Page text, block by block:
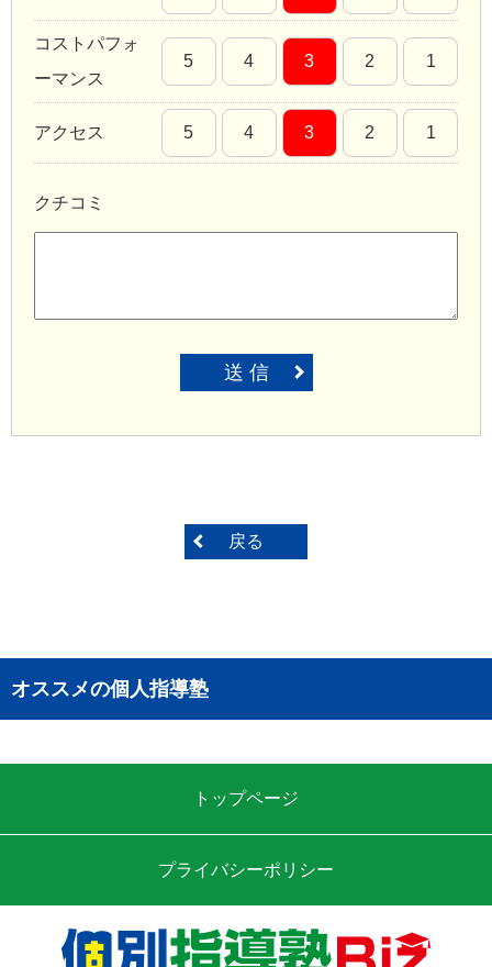
コストパフォ
ーマンス
5 4 3 2 1
アクセス 5 4 3 2 1
クチコミ
送 信
戻る
オススメの個人指導塾
トップページ
プライバシーポリシー